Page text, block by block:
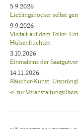
5.9.2026
Lieblingshocker selbst
9.9.2026
Vielfalt auf dem Teller:
Hülsenfrüchten
3.10.2026
Einmaleins der
14.11.2026
Räucher-Kunst:
-> zur